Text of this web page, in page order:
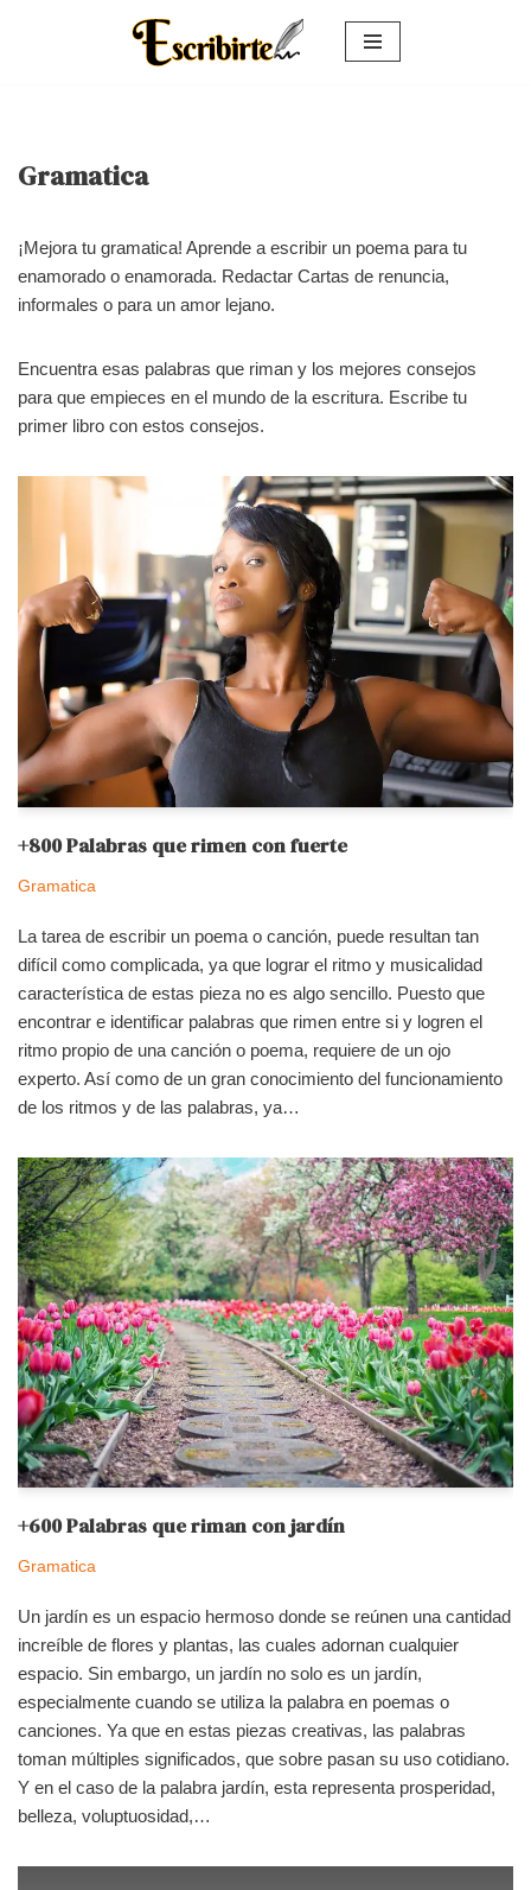
Gramatica
¡Mejora tu gramatica! Aprende a escribir un poema para tu
enamorado o enamorada. Redactar Cartas de renuncia,
informales o para un amor lejano.
Encuentra esas palabras que riman y los mejores consejos
para que empieces en el mundo de la escritura. Escribe tu
primer libro con estos consejos.
+800 Palabras que rimen con fuerte
Gramatica
La tarea de escribir un poema o canción, puede resultan tan
difícil como complicada, ya que lograr el ritmo y musicalidad
característica de estas pieza no es algo sencillo. Puesto que
encontrar e identificar palabras que rimen entre si y logren el
ritmo propio de una canción o poema, requiere de un ojo
experto. Así como de un gran conocimiento del funcionamiento
de los ritmos y de las palabras, ya…
+600 Palabras que riman con jardín
Gramatica
Un jardín es un espacio hermoso donde se reúnen una cantidad
increíble de flores y plantas, las cuales adornan cualquier
espacio. Sin embargo, un jardín no solo es un jardín,
especialmente cuando se utiliza la palabra en poemas o
canciones. Ya que en estas piezas creativas, las palabras
toman múltiples significados, que sobre pasan su uso cotidiano.
Y en el caso de la palabra jardín, esta representa prosperidad,
belleza, voluptuosidad,…